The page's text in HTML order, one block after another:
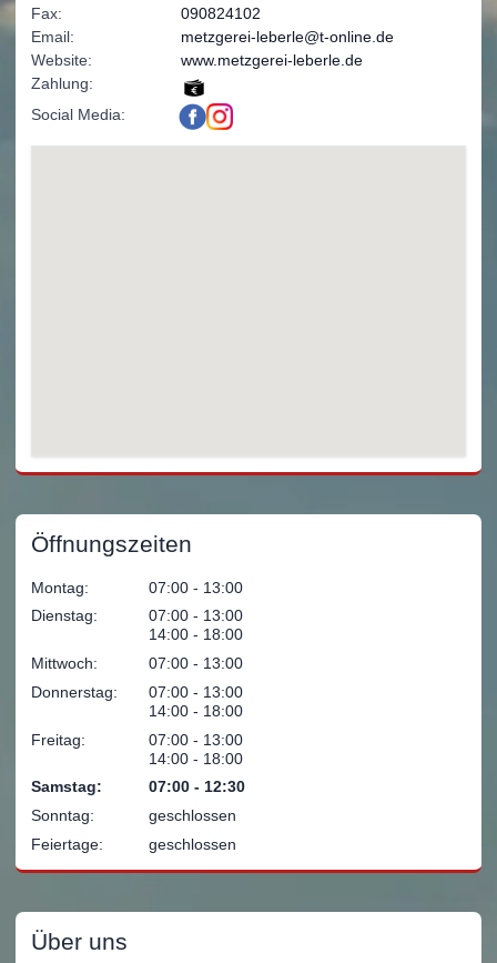
Fax:
090824102
Email:
metzgerei-leberle@t-online.de
Website:
www.metzgerei-leberle.de
Zahlung:
Social Media:
Öffnungszeiten
Montag:
07:00 ‐ 13:00
Dienstag:
07:00 ‐ 13:00
14:00 ‐ 18:00
Mittwoch:
07:00 ‐ 13:00
Donnerstag:
07:00 ‐ 13:00
14:00 ‐ 18:00
Freitag:
07:00 ‐ 13:00
14:00 ‐ 18:00
Samstag:
07:00 ‐ 12:30
Sonntag:
geschlossen
Feiertage:
geschlossen
Über uns